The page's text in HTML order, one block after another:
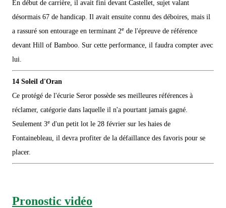
En début de carrière, il avait fini devant Castellet, sujet valant
désormais 67 de handicap. Il avait ensuite connu des déboires, mais il
a rassuré son entourage en terminant 2e de l'épreuve de référence
devant Hill of Bamboo. Sur cette performance, il faudra compter avec
lui.
14 Soleil d'Oran
Ce protégé de l'écurie Seror possède ses meilleures références à
réclamer, catégorie dans laquelle il n'a pourtant jamais gagné.
Seulement 3e d'un petit lot le 28 février sur les haies de
Fontainebleau, il devra profiter de la défaillance des favoris pour se
placer.
Pronostic vidéo